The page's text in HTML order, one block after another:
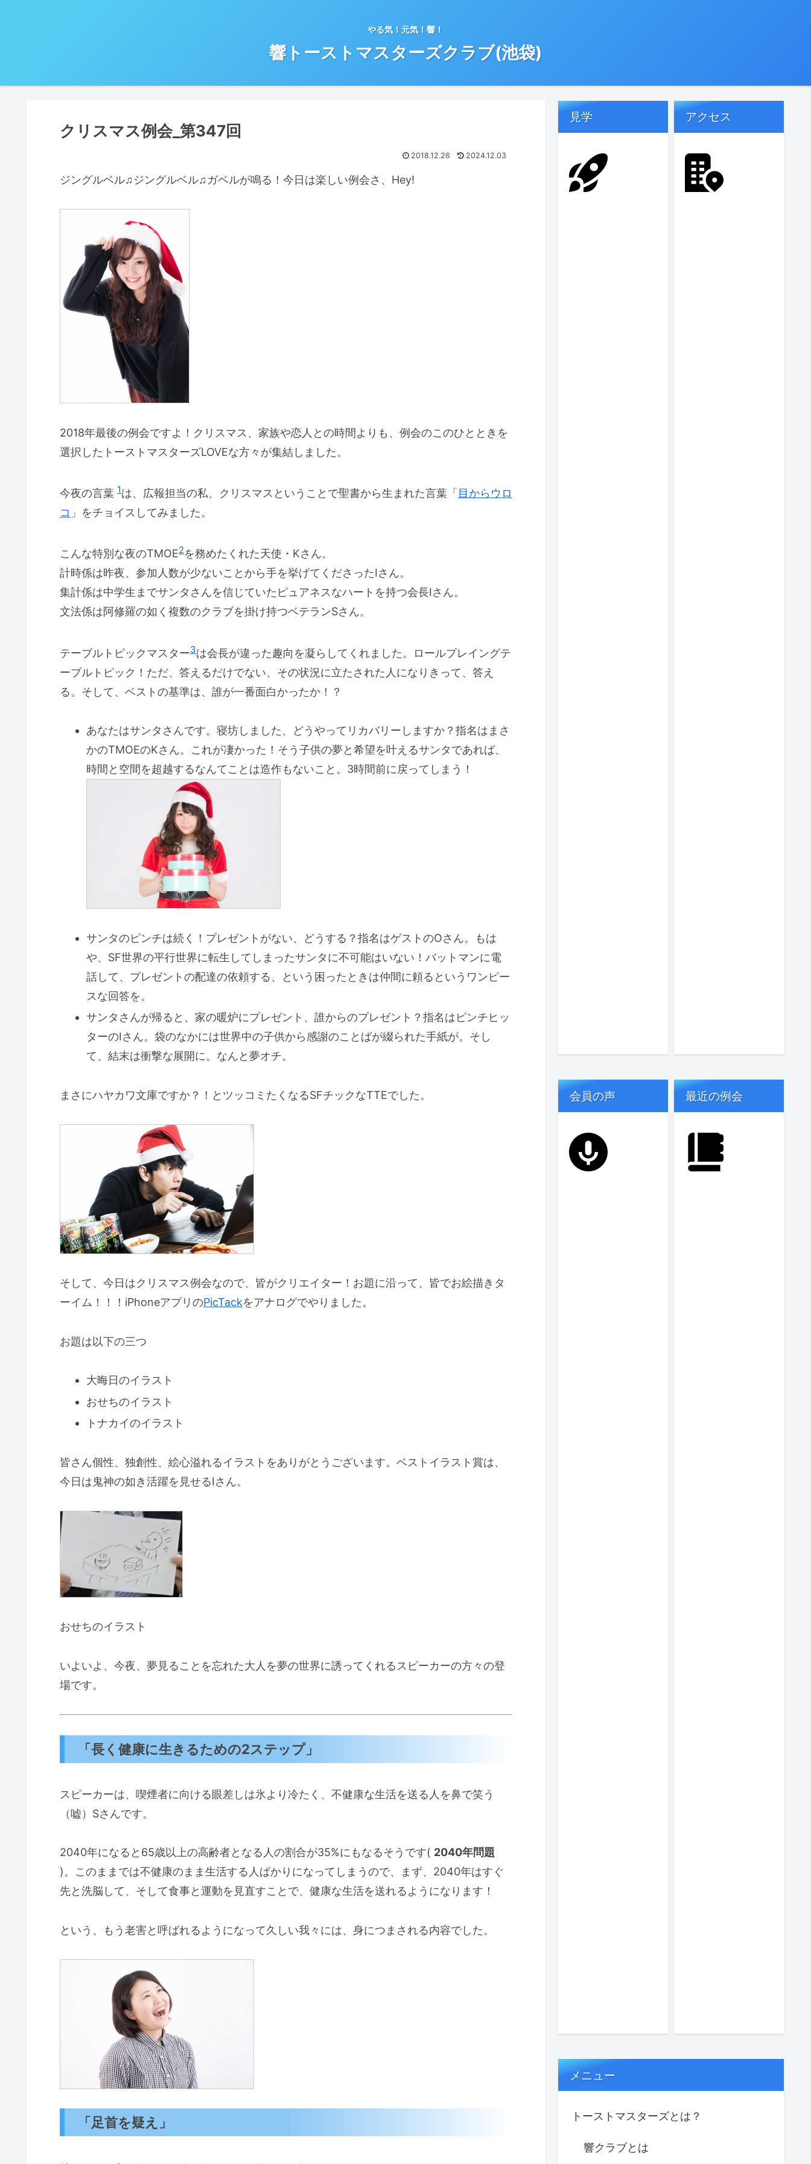
やる気！元気！響！
響トーストマスターズクラブ(池袋)
クリスマス例会_第347回
2018.12.26 2024.12.03
ジングルベル♫ジングルベル♫ガベルが鳴る！今日は楽しい例会さ、Hey!
2018年最後の例会ですよ！クリスマス、家族や恋人との時間よりも、例会のこのひとときを
選択したトーストマスターズLOVEな方々が集結しました。
今夜の言葉 1は、広報担当の私、クリスマスということで聖書から生まれた言葉「 目からウロ
コ 」をチョイスしてみました。
こんな特別な夜のTMOE2を務めたくれた天使・Kさん。
計時係は昨夜、参加人数が少ないことから手を挙げてくださったIさん。
集計係は中学生までサンタさんを信じていたピュアネスなハートを持つ会長Iさん。
文法係は阿修羅の如く複数のクラブを掛け持つベテランSさん。
テーブルトピックマスター3は会長が違った趣向を凝らしてくれました。ロールプレイングテ
ーブルトピック！ただ、答えるだけでない、その状況に立たされた人になりきって、答え
る。そして、ベストの基準は、誰が一番面白かったか！？
あなたはサンタさんです。寝坊しました、どうやってリカバリーしますか？指名はまさ
かのTMOEのKさん。これが凄かった！そう子供の夢と希望を叶えるサンタであれば、
時間と空間を超越するなんてことは造作もないこと。3時間前に戻ってしまう！
サンタのピンチは続く！プレゼントがない、どうする？指名はゲストのOさん。もは
や、SF世界の平行世界に転生してしまったサンタに不可能はいない！バットマンに電
話して、プレゼントの配達の依頼する、という困ったときは仲間に頼るというワンピー
スな回答を。
サンタさんが帰ると、家の暖炉にプレゼント、誰からのプレゼント？指名はピンチヒッ
ターのIさん。袋のなかには世界中の子供から感謝のことばが綴られた手紙が。そし
て、結末は衝撃な展開に。なんと夢オチ。
まさにハヤカワ文庫ですか？！とツッコミたくなるSFチックなTTEでした。
そして、今日はクリスマス例会なので、皆がクリエイター！お題に沿って、皆でお絵描きタ
ーイム！！！iPhoneアプリのPicTackをアナログでやりました。
お題は以下の三つ
大晦日のイラスト
おせちのイラスト
トナカイのイラスト
皆さん個性、独創性、絵心溢れるイラストをありがとうございます。ベストイラスト賞は、
今日は鬼神の如き活躍を見せるIさん。
おせちのイラスト
いよいよ、今夜、夢見ることを忘れた大人を夢の世界に誘ってくれるスピーカーの方々の登
場です。
「長く健康に生きるための2ステップ」
スピーカーは、喫煙者に向ける眼差しは氷より冷たく、不健康な生活を送る人を鼻で笑う
（嘘）Sさんです。
2040年になると65歳以上の高齢者となる人の割合が35%にもなるそうです( 2040年問題
)。このままでは不健康のまま生活する人ばかりになってしまうので、まず、2040年はすぐ
先と洗脳して、そして食事と運動を見直すことで、健康な生活を送れるようになります！
という、もう老害と呼ばれるようになって久しい我々には、身につまされる内容でした。
「足首を疑え」
見学 アクセス
会員の声 最近の例会
メニュー
トーストマスターズとは？
響クラブとは